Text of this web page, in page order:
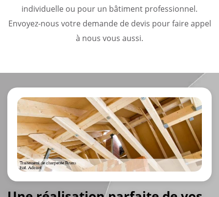
individuelle ou pour un bâtiment professionnel.
Envoyez-nous votre demande de devis pour faire appel
à nous vous aussi.